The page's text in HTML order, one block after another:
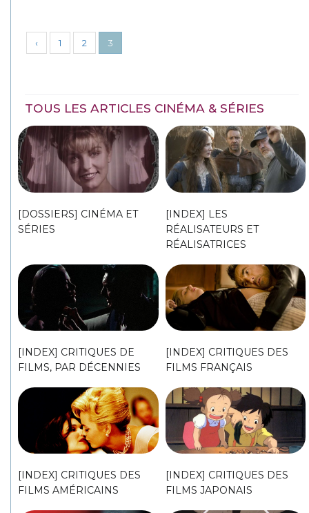
‹ 1 2 3
TOUS LES ARTICLES CINÉMA & SÉRIES
[DOSSIERS] CINÉMA ET
SÉRIES
[INDEX] LES
RÉALISATEURS ET
RÉALISATRICES
[INDEX] CRITIQUES DE
FILMS, PAR DÉCENNIES
[INDEX] CRITIQUES DES
FILMS FRANÇAIS
[INDEX] CRITIQUES DES
FILMS AMÉRICAINS
[INDEX] CRITIQUES DES
FILMS JAPONAIS